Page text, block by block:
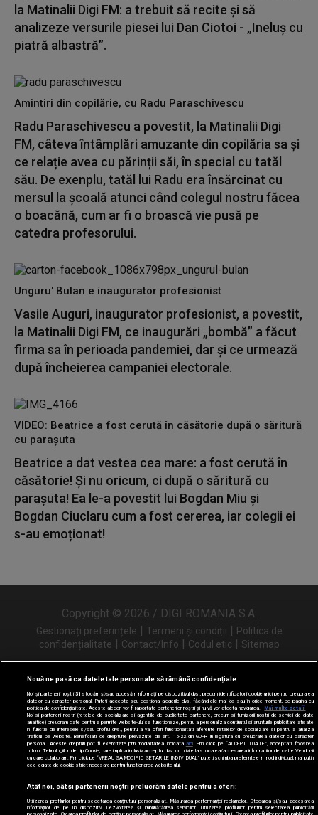
la Matinalii Digi FM: a trebuit să recite și să
analizeze versurile piesei lui Dan Ciotoi - „Ineluș cu
piatră albastră”.
Amintiri din copilărie, cu Radu Paraschivescu
Radu Paraschivescu a povestit, la Matinalii Digi
FM, câteva întâmplări amuzante din copilăria sa și
ce relație avea cu părinții săi, în special cu tatăl
său. De exenplu, tatăl lui Radu era însărcinat cu
mersul la școală atunci când colegul nostru făcea
o boacănă, cum ar fi o broască vie pusă pe
catedra profesorului.
Unguru' Bulan e inaugurator profesionist
Vasile Auguri, inaugurator profesionist, a povestit,
la Matinalii Digi FM, ce inaugurări „bombă” a făcut
firma sa în perioada pandemiei, dar și ce urmează
după încheierea campaniei electorale.
VIDEO: Beatrice a fost cerută în căsătorie după o săritură
cu parașuta
Beatrice a dat vestea cea mare: a fost cerută în
căsătorie! Și nu oricum, ci după o săritură cu
parașuta! Ea le-a povestit lui Bogdan Miu și
Bogdan Ciuclaru cum a fost cererea, iar colegii ei
s-au emoționat!
Copyright © 2026 / DIGI ROMANIA S.A.
Gestionați preferințele | Termeni și condiții | Politica de
confidențialitate | Contact/Info | Codul etic | Sitemap
Urmărește-ne și pe
Nouă ne pasă ca datele tale personale să rămână confidențiale
Noi și partenerii noștri31 stocăm și/sau accesăm informații pe dispozitivul dvs., precum identificatorii cookie unici pentru prelucrarea
datelor cu caracter personal. Puteți accepta sau gestiona alegerile dvs. făcând clic mai jos sau în orice moment, pe pagina cu
politica de confidențialitate. Aceste alegeri vor fi raportate partenerilor noștri și nu vă vor afecta navigarea.
Mai multe detalii
Noi si partenerii nostri (retelele de socializare si agentiile de publicitate partenere, precum si furnizorii nostri de servicii de date
analitice) prelucram date pentru a permite website-ului sa functioneze, pentru a personaliza continutul si anunturile publicitare afisate
in functie de interesele si/sau profilul dvs., pentru a va oferi functionalitati aferente retelelor de socializare si pentru a analiza
traficul pe website. Beneficiati de drepturile prevazute de art. 15-22 din GDPR in legatura cu prelucrarea datelor cu caracter
personal. Aceste drepturi pot fi exercitate prin modalitatea indicata aici. Prin click pe “ACCEPT TOATE”, acceptati folosirea
tuturor Tehnologiilor de tip Cookie, care implica inclusiv acceptul dvs. cu privire la stocarea/accesarea informatiilor de catre Vendor-ii
cu care colaboram. Prin click pe “VREAU SA MODIFIC SETARILE INDIVIDUAL” puteti schimba preferintele in mod individual, mai putin
cele legate de cookie strict necesare pentru functionarea website-ului.
Atât noi, cât și partenerii noștri prelucrăm datele pentru a oferi:
Utilizarea profilurilor pentru selectarea conținutului personalizat. Măsurarea performanței reclamelor. Stocarea și/sau accesarea
informațiilor de pe un dispozitiv. Dezvoltarea și îmbunătățirea serviciilor. Utilizarea profilurilor pentru selectarea publicității